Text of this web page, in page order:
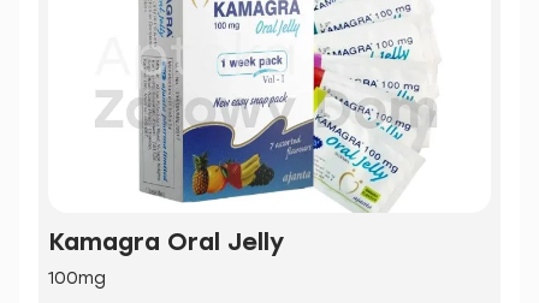
Kamagra Oral Jelly
100mg